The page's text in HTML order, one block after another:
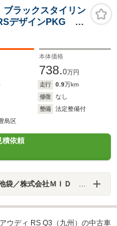
ラックスタイリン
デザインPKG ハ
シート 21インチ
ャリパー
本体価格
738.0万円
走行 0.9万km
修復
なし
整備
法定整備付
島区
積依頼
式会社ＭＩＤ ＡＬＦＡ
アウディ RS Q3（九州）の中古車